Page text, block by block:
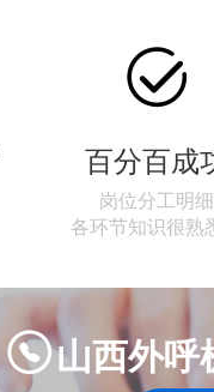

百分百成
岗位分工明细
各环节知识很熟
山西外呼